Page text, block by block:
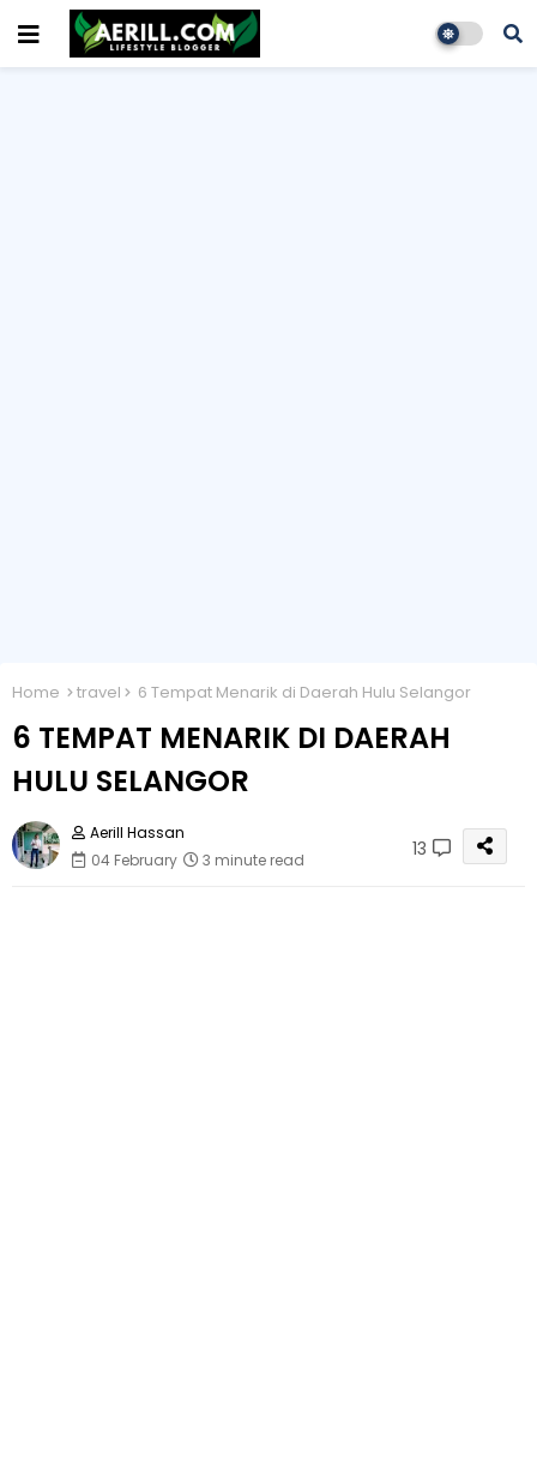
Home travel 6 Tempat Menarik di Daerah Hulu Selangor
6 TEMPAT MENARIK DI DAERAH
HULU SELANGOR
Aerill Hassan
04 February
3 minute read 13